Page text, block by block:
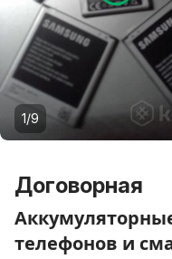
1/9
Договорная
телефонов и